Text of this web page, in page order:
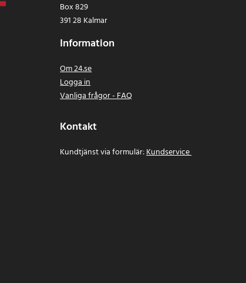
Box 829
391 28 Kalmar
Information
Om 24.se
Logga in
Vanliga frågor - FAQ
Kontakt
Kundtjänst via formulär:Kundservice